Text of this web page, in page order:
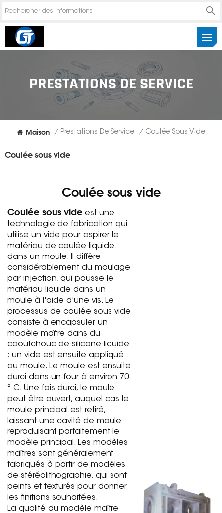
PRESTATIONS DE SERVICE
Maison / Prestations De Service / Coulée Sous Vide
Coulée sous vide
Coulée sous vide
Coulée sous vide est une
technologie de fabrication qui
utilise un vide pour aspirer le
matériau de coulée liquide
dans un moule. Il diffère
considérablement du moulage
par injection, qui pousse le
matériau liquide dans un
moule à l'aide d'une vis. Le
processus de coulée sous vide
consiste à encapsuler un
modèle maître dans du
caoutchouc de silicone liquide
; un vide est ensuite appliqué
au moule. Le moule est ensuite
durci dans un four à environ 70
° C. Une fois durci, le moule
peut être ouvert, auquel cas le
moule principal est retiré,
laissant une cavité de moule
reproduisant parfaitement le
modèle principal. Les modèles
maîtres sont généralement
fabriqués à partir de modèles
de stéréolithographie, qui sont
peints et texturés pour donner
les finitions souhaitées.
La qualité du modèle maître